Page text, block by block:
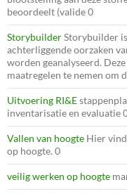
beoordeelt (valide 0
StorybuilderStorybuilder
achterliggende oorzaken
worden geanalyseerd.
maatregelen te nemen om
Uitvoering RI&E
inventarisatie en evaluatie
Vallen van hoogte Hier
op hoogte. 0
veilig werken op hoogte